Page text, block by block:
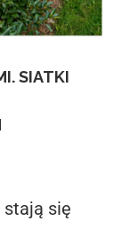
SIATKI
stają się